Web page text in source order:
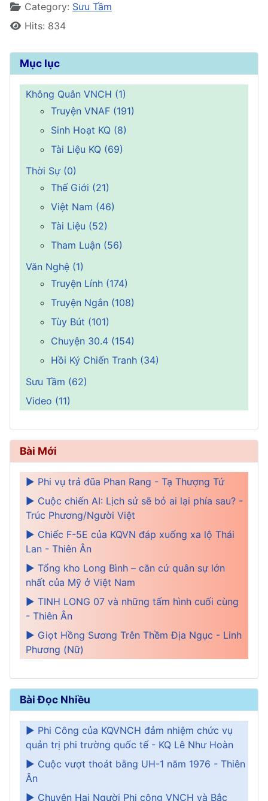
Mục lục
Không Quân VNCH (1)
Truyện VNAF (191)
Sinh Hoạt KQ (8)
Tài Liệu KQ (69)
Thời Sự (0)
Thế Giới (21)
Việt Nam (46)
Tài Liệu (52)
Tham Luận (56)
Văn Nghệ (1)
Truyện Lính (174)
Truyện Ngắn (108)
Tùy Bút (101)
Chuyện 30.4 (154)
Hồi Ký Chiến Tranh (34)
Sưu Tầm (62)
Video (11)
Bài Mới
► Phi vụ trả đũa Phan Rang - Tạ Thượng Tứ
► Cuộc chiến AI: Lịch sử sẽ bỏ ai lại phía sau? -
Trúc Phương/Người Việt
► Chiếc F-5E của KQVN đáp xuống xa lộ Thái
Lan - Thiên Ân
► Tổng kho Long Bình – căn cứ quân sự lớn
nhất của Mỹ ở Việt Nam
► TINH LONG 07 và những tấm hình cuối cùng
- Thiên Ân
► Giọt Hồng Sương Trên Thềm Địa Ngục - Linh
Phương (Nữ)
Bài Đọc Nhiều
► Phi Công của KQVNCH đảm nhiệm chức vụ
quản trị phi trường quốc tế - KQ Lê Như Hoàn
► Cuộc vượt thoát bằng UH-1 năm 1976 - Thiên
Ân
► Chuyện Hai Người Phi công VNCH và Bắc
Category: Sưu Tầm
Hits: 834